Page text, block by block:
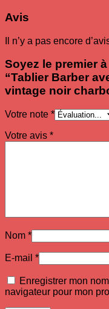
Avis
Il n’y a pas encore
Soyez le premier
“Tablier Barber
vintage noir
Votre note *
Votre avis *
Nom *
E-mail *
Enregistrer mon
navigateur pour mon